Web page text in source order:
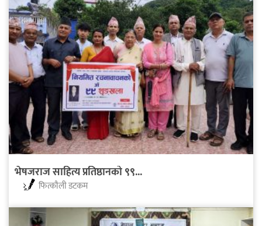
भेषजराज साहित्य प्रतिष्ठानको ९९...
फित्काैली डटकम